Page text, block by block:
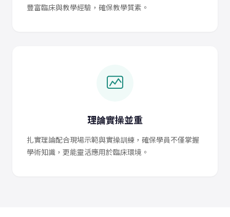
豐富臨床與教學經驗，確保教學質素。
理論實操並重
扎實理論配合現場示範與實操訓練，確保學員不僅掌握
學術知識，更能靈活應用於臨床環境。